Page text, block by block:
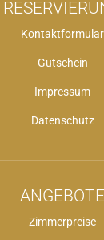
Kontaktformular
Gutschein
Impressum
Datenschutz
ANGEBOTE
Zimmerpreise